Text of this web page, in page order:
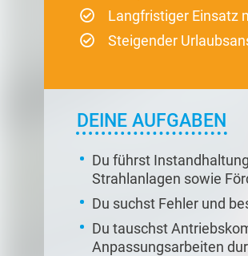
Langfristiger Einsatz
Steigender
DEINE AUFGABEN
Du führst
Strahlanlagen sowie
Du suchst Fehler und
Du tauschst
Anpassungsarbeiten